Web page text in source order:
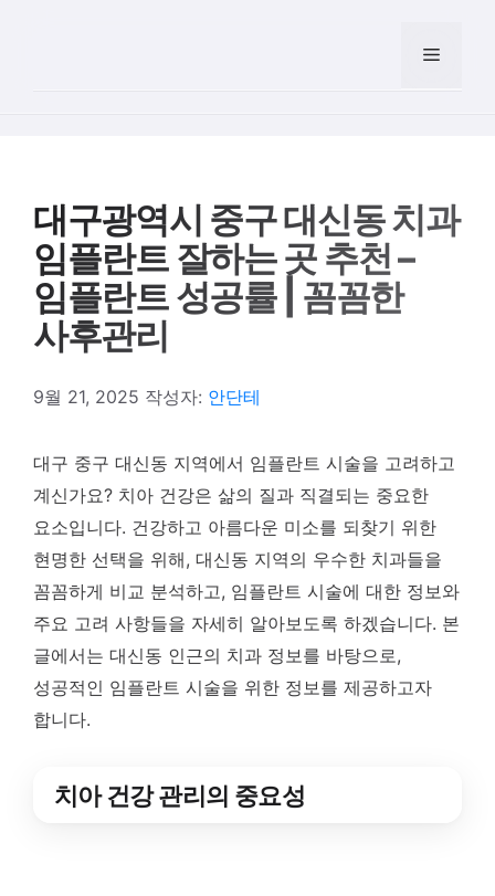
메뉴
대구광역시 중구 대신동 치과
임플란트 잘하는 곳 추천 –
임플란트 성공률 | 꼼꼼한
사후관리
9월 21, 2025 작성자: 안단테
대구 중구 대신동 지역에서 임플란트 시술을 고려하고
계신가요? 치아 건강은 삶의 질과 직결되는 중요한
요소입니다. 건강하고 아름다운 미소를 되찾기 위한
현명한 선택을 위해, 대신동 지역의 우수한 치과들을
꼼꼼하게 비교 분석하고, 임플란트 시술에 대한 정보와
주요 고려 사항들을 자세히 알아보도록 하겠습니다. 본
글에서는 대신동 인근의 치과 정보를 바탕으로,
성공적인 임플란트 시술을 위한 정보를 제공하고자
합니다.
치아 건강 관리의 중요성